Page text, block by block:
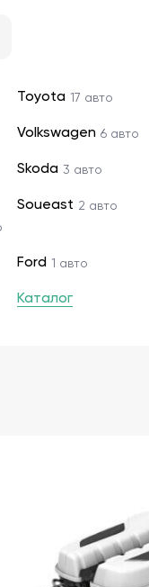
Toyota 17 авто
Volkswagen 6 авто
Skoda 3 авто
Soueast 2 авто
Ford 1 авто
Каталог